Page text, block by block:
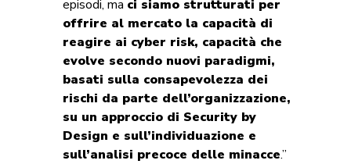
episodi, ma ci siamo strutturati per
offrire al mercato la capacità di
reagire ai cyber risk, capacità che
evolve secondo nuovi paradigmi,
basati sulla consapevolezza dei
rischi da parte dell’organizzazione,
su un approccio di Security by
Design e sull’individuazione e
sull’analisi precoce delle minacce.”